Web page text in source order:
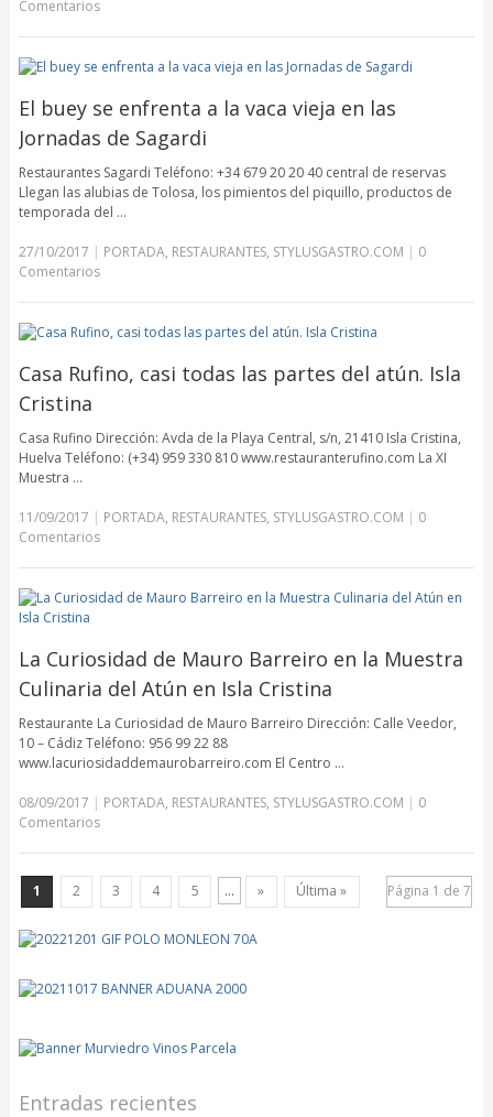
Comentarios
El buey se enfrenta a la vaca vieja en las
Jornadas de Sagardi
Restaurantes Sagardi Teléfono: +34 679 20 20 40 central de reservas
Llegan las alubias de Tolosa, los pimientos del piquillo, productos de
temporada del …
27/10/2017 | PORTADA, RESTAURANTES, STYLUSGASTRO.COM | 0
Comentarios
Casa Rufino, casi todas las partes del atún. Isla
Cristina
Casa Rufino Dirección: Avda de la Playa Central, s/n, 21410 Isla Cristina,
Huelva Teléfono: (+34) 959 330 810 www.restauranterufino.com La XI
Muestra …
11/09/2017 | PORTADA, RESTAURANTES, STYLUSGASTRO.COM | 0
Comentarios
La Curiosidad de Mauro Barreiro en la Muestra
Culinaria del Atún en Isla Cristina
Restaurante La Curiosidad de Mauro Barreiro Dirección: Calle Veedor,
10 – Cádiz Teléfono: 956 99 22 88
www.lacuriosidaddemaurobarreiro.com El Centro …
08/09/2017 | PORTADA, RESTAURANTES, STYLUSGASTRO.COM | 0
Comentarios
Página 1 de 7
1 2 3 4 5 ... » Última »
Entradas recientes